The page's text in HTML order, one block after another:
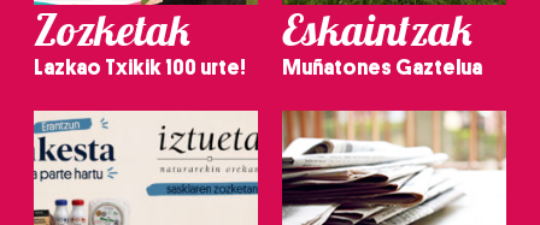
Zozketak
Lazkao Txikik 100 urte!
Eskaintzak
Muñatones Gaztelua